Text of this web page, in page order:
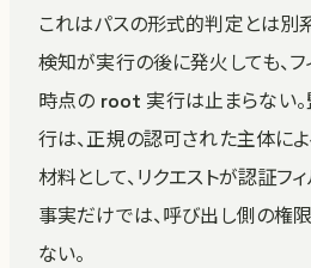
これはパスの形式的判定とは別
検知が実行の後に発火しても、
時点の root 実行は止まらない
行は、正規の認可された主体に
材料として、リクエストが認証フ
事実だけでは、呼び出し側の権
ない。